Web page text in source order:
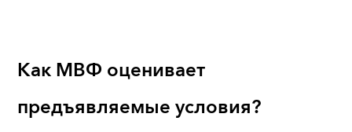
Как МВФ оценивает
предъявляемые условия?